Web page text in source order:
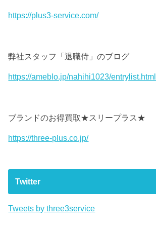
https://plus3-service.com/
弊社スタッフ「退職侍」のブログ
https://ameblo.jp/nahihi1023/entrylist.html
ブランドのお得買取★スリープラス★
https://three-plus.co.jp/
Twitter
Tweets by three3service